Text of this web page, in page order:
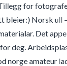
for
Norsk ull
Det
deg.
norge amateur